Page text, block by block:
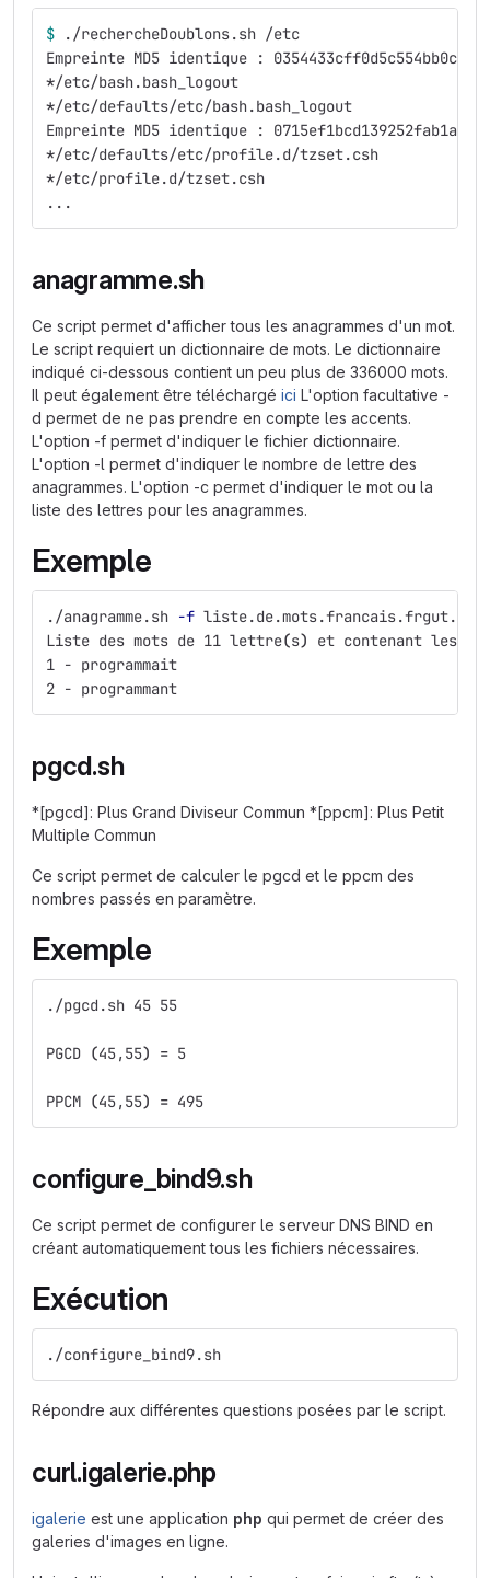
$
./rechercheDoublons.sh /etc
Empreinte MD5 identique :
*/etc/bash.bash_logout
*/etc/defaults/etc/bash.bash_logout
Empreinte MD5 identique :
*/etc/defaults/etc/profile.d/tzset.csh
*/etc/profile.d/tzset.csh
...
anagramme.sh
Ce script permet d'afficher tous les anagrammes d'un mot.
Le script requiert un dictionnaire de mots. Le dictionnaire
indiqué ci-dessous contient un peu plus de 336000 mots.
Il peut également être téléchargé ici L'option facultative -
d permet de ne pas prendre en compte les accents.
L'option -f permet d'indiquer le fichier dictionnaire.
L'option -l permet d'indiquer le nombre de lettre des
anagrammes. L'option -c permet d'indiquer le mot ou la
liste des lettres pour les anagrammes.
Exemple
./anagramme.sh -f
Liste des mots de 11 lettre(s)
et contenant les
1 - programmait
2 - programmant
pgcd.sh
*[pgcd]: Plus Grand Diviseur Commun *[ppcm]: Plus Petit
Multiple Commun
Ce script permet de calculer le pgcd et le ppcm des
nombres passés en paramètre.
Exemple
./pgcd.sh 45 55
PGCD (45,55) = 5
PPCM (45,55) = 495
configure_bind9.sh
Ce script permet de configurer le serveur DNS BIND en
créant automatiquement tous les fichiers nécessaires.
Exécution
./configure_bind9.sh
Répondre aux différentes questions posées par le script.
curl.igalerie.php
igalerie est une application php qui permet de créer des
galeries d'images en ligne.